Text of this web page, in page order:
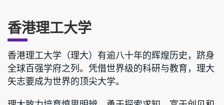
香港理工大学
香港理工大学（理大）有逾八十年的辉煌历史，跻身
全球百强学府之列。凭借世界级的科研与教育，理大
矢志要成为世界的顶尖大学。